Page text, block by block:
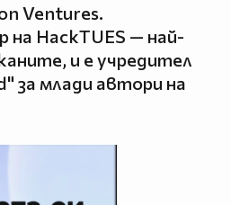
Ventures.
HackTUES — най-
и е учредител
за млади автори на